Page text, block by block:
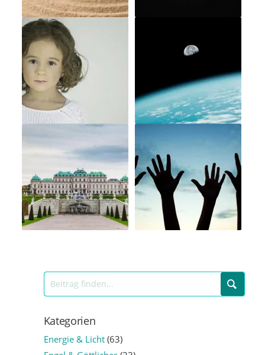
Kategorien
Energie & Licht(63)